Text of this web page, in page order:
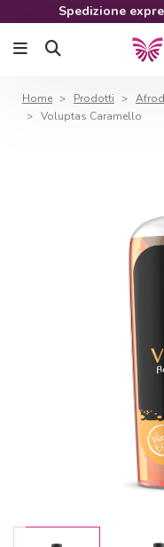
Spedizione
Home Prodotti
Voluptas Caramello